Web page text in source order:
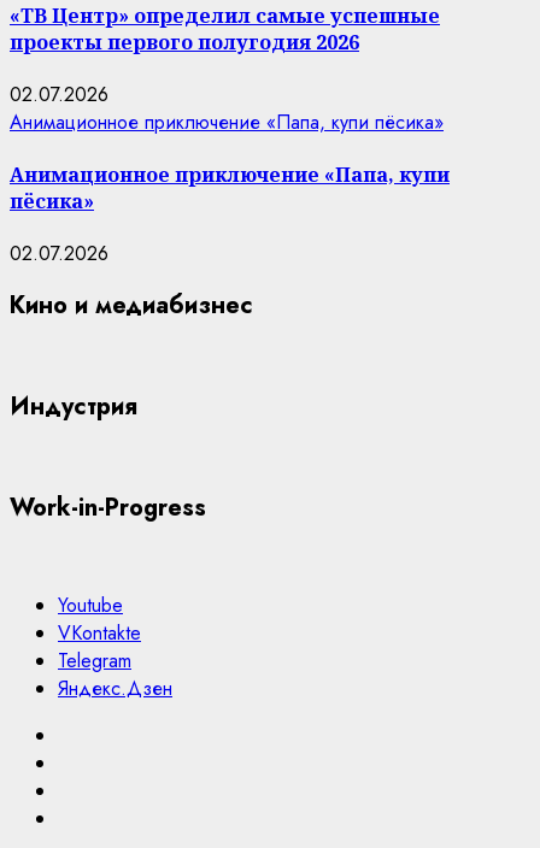
«ТВ Центр» определил самые успешные
проекты первого полугодия 2026
02.07.2026
Анимационное приключение «Папа, купи пёсика»
Анимационное приключение «Папа, купи
пёсика»
02.07.2026
Кино и медиабизнес
Индустрия
Work-in-Progress
Youtube
VKontakte
Telegram
Яндекс.Дзен